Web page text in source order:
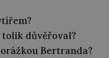
důvěřoval?
Bertranda?